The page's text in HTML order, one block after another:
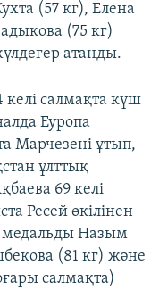
(57 кг), Елена
(75 кг)
атанды.
келі салмақта күш
Еуропа
Марчезені ұтып,
ұлттық
69 келі
Ресей өкілінен
медальды Назым
(81 кг) және
салмақта)